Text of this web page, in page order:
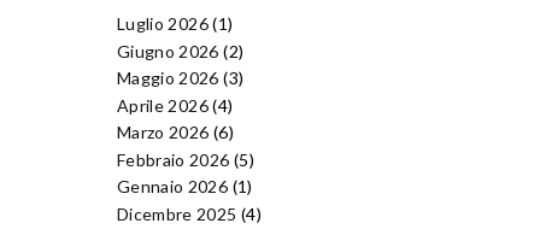
Luglio 2026(1)
Giugno 2026 (2)
Maggio 2026 (3)
Aprile 2026(4)
Marzo 2026 (6)
Febbraio 2026 (5)
Gennaio 2026 (1)
Dicembre 2025 (4)